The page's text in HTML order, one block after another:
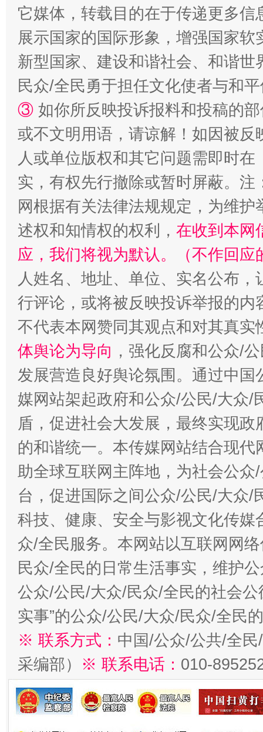
它媒体，转载目的在于传递更多
展示国家的国际形象，增强国家
新型国家、建设和谐社会、和谐
民众/全民勇于担任文化使者与和
③ 如你所反映投诉报料和投稿的
或不文明用语，请谅解！如因被
人或单位版权和其它问题需即时在
实，有权先行撤除或暂时屏蔽。
网根据有关法律法规规定，为维
述权和知情权的权利， 在收到本网
应，我们将视为默认。（不作回应
人姓名、地址、单位、实名公布
行评论，或将被反映投诉举报的
不代表本网赞同其观点和对其真实
体舆论为导向 ，强化反腐和公众/
发展营造良好舆论氛围。通过中
媒网站架起政府和公众/公民/大众/
盾，促进社会大发展，最终实现
的和谐统一。本传媒网站结合现
助全球互联网主阵地，为社会公
台，促进国际之间公众/公民/大众/
科技、健康、安全与影视文化传
众/全民服务。本网站以互联网网
民众/全民的日常生活事实，维护
公众/公民/大众/民众/全民的社会公
实事”的公众/公民/大众/民众/全民
※ 联系方式： 中国/公众/公共/全
采编部） ※ 联系电话： 010-